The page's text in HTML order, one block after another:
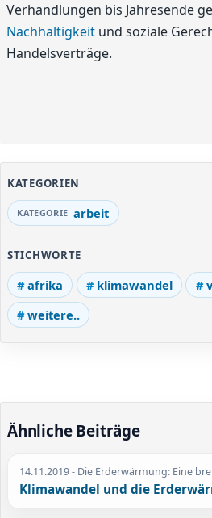
Verhandlungen bis Jahresende
Nachhaltigkeit und soziale
Handelsverträge.
KATEGORIEN
arbeit
STICHWORTE
afrika klimawandel
weitere..
Ähnliche Beiträge
14.11.2019- Die Erderwärmung: Eine
Klimawandel und die